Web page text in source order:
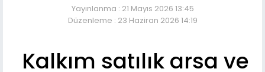
Yayınlanma : 21 Mayıs 2026 13:45
Düzenleme : 23 Haziran 2026 14:19
Kalkım satılık arsa ve